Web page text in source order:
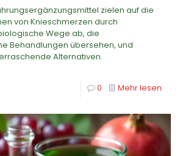
zielen auf die
von Knieschmerzen durch
Wege ab, die
Behandlungen übersehen, und
Alternativen.
0 Mehr lesen